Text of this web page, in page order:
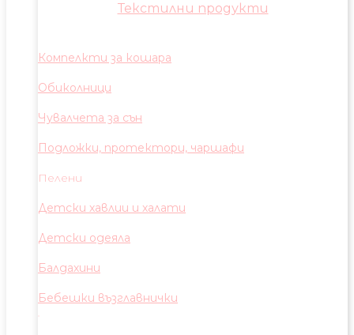
Текстилни продукти
Компелкти за кошара
Обиколници
Чувалчета за сън
Подложки, протектори, чаршафи
Пелени
Детски хавлии и халати
Детски одеяла
Балдахини
Бебешки възглавнички